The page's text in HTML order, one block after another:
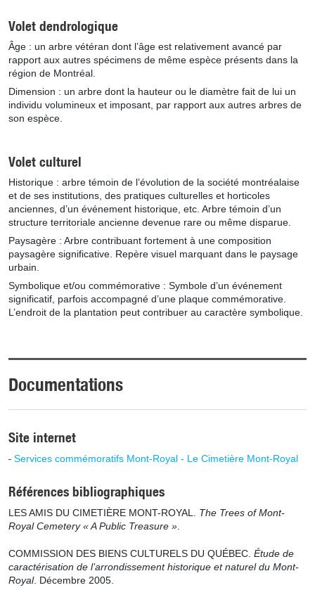
Volet dendrologique
Âge : un arbre vétéran dont l’âge est relativement avancé par
rapport aux autres spécimens de même espèce présents dans la
région de Montréal.
Dimension : un arbre dont la hauteur ou le diamètre fait de lui un
individu volumineux et imposant, par rapport aux autres arbres de
son espèce.
Volet culturel
Historique : arbre témoin de l’évolution de la société montréalaise
et de ses institutions, des pratiques culturelles et horticoles
anciennes, d’un événement historique, etc. Arbre témoin d’un
structure territoriale ancienne devenue rare ou même disparue.
Paysagère : Arbre contribuant fortement à une composition
paysagère significative. Repère visuel marquant dans le paysage
urbain.
Symbolique et/ou commémorative : Symbole d’un événement
significatif, parfois accompagné d’une plaque commémorative.
L’endroit de la plantation peut contribuer au caractère symbolique.
Documentations
Site internet
Services commémoratifs Mont-Royal - Le Cimetière Mont-Royal
Références bibliographiques
LES AMIS DU CIMETIÈRE MONT-ROYAL. The Trees of Mont-
Royal Cemetery « A Public Treasure »
COMMISSION DES BIENS CULTURELS DU QUÉBEC. Étude de
caractérisation de l’arrondissement historique et naturel du Mont-
Royal. Décembre 2005.